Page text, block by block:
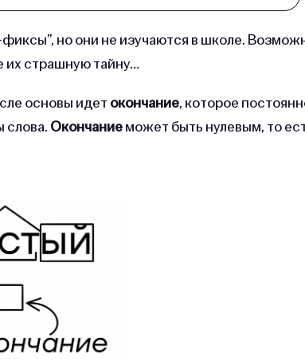
но они не изучаются в школе.
их страшную тайну…
основы идет окончание, которое
слова. Окончаниеможет быть нулевым, то